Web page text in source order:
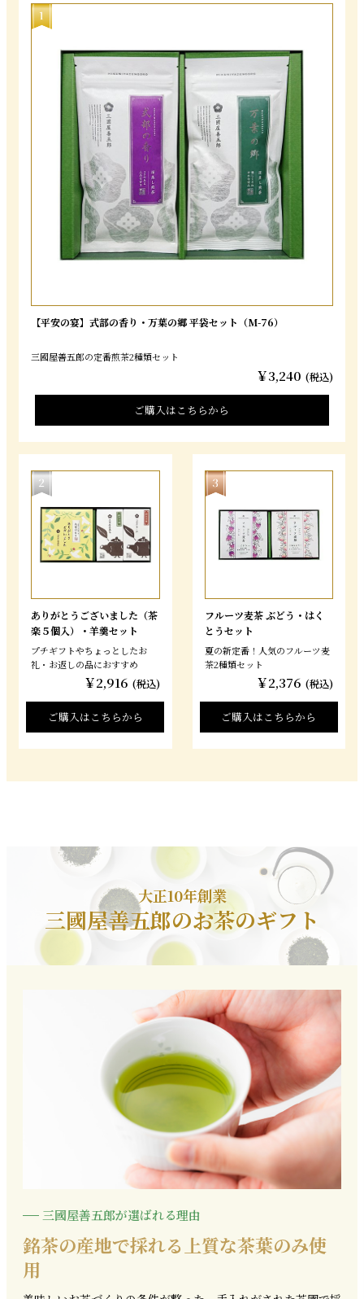
【平安の宴】式部の香り・万葉の郷 平袋セット（M-76）
三國屋善五郎の定番煎茶2種類セット
￥3,240 (税込)
ご購入はこちらから
ありがとうございました（茶
楽５個入）・羊羹セット
プチギフトやちょっとしたお
礼・お返しの品におすすめ
￥2,916 (税込)
ご購入はこちらから
フルーツ麦茶 ぶどう・はく
とうセット
夏の新定番！人気のフルーツ麦
茶2種類セット
￥2,376 (税込)
ご購入はこちらから
大正10年創業
三國屋善五郎のお茶のギフト
三國屋善五郎が選ばれる理由
銘茶の産地で採れる上質な茶葉のみ使
用